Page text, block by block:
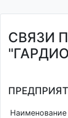
СВЯЗИ
Наименование